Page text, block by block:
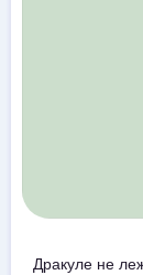
Дракуле не